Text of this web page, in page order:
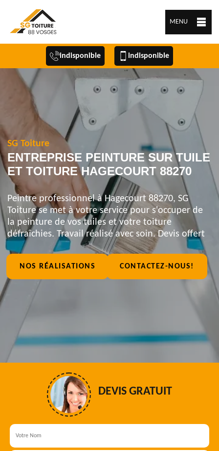
MENU
indisponible indisponible
SG Toiture
ENTREPRISE PEINTURE SUR TUILE
ET TOITURE HAGECOURT 88270
Peintre professionnel à Hagecourt 88270, SG
Toiture se met à votre service pour s'occuper de
la peinture de vos tuiles et votre toiture
défraîchies. Travail réalisé avec soin. Devis offert
NOS RÉALISATIONS CONTACTEZ-NOUS!
DEVIS GRATUIT